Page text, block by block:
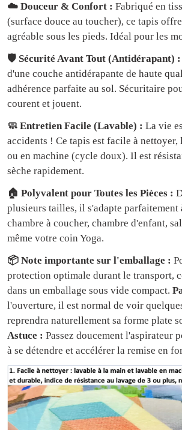
☁️ Douceur & Confort : Fabriqué en
(surface douce au toucher), ce tapis
agréable sous les pieds. Idéal pour les
🛡️ Sécurité Avant Tout (Antidérapant) :
d'une couche antidérapante de haute
adhérence parfaite au sol. Sécuritaire
courent et jouent.
🧼 Entretien Facile (Lavable) : La vie
accidents ! Ce tapis est facile à nettoyer,
ou en machine (cycle doux). Il est
sèche rapidement.
🏠 Polyvalent pour Toutes les Pièces :
plusieurs tailles, il s'adapte parfaitement
chambre à coucher, chambre d'enfant,
même votre coin Yoga.
📦 Note importante sur l'emballage :
protection optimale durant le transport,
dans un emballage sous vide compact.
l'ouverture, il est normal de voir
reprendra naturellement sa forme plate
Astuce : Passez doucement l'aspirateur
à se détendre et accélérer la remise en